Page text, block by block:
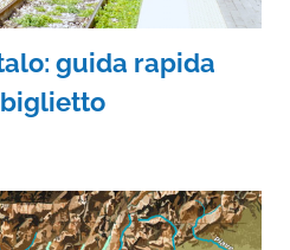
guida rapida